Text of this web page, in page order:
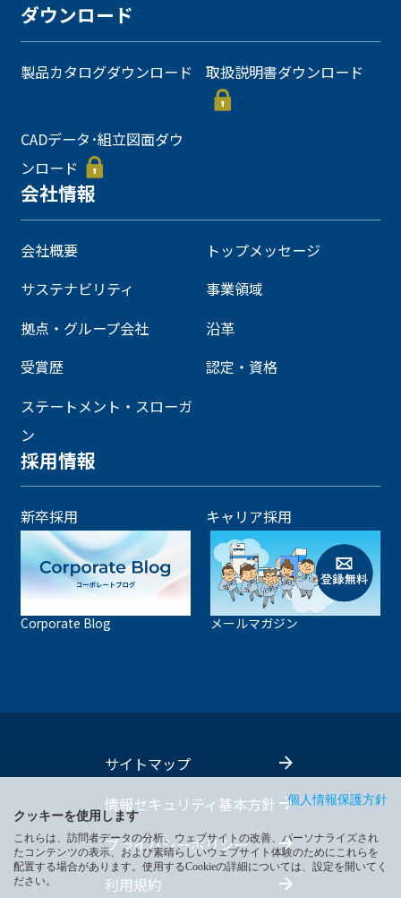
ダウンロード
製品カタログダウンロード 取扱説明書ダウンロード
CADデータ･組立図面ダウ
ンロード
会社情報
会社概要
トップメッセージ
サステナビリティ
事業領域
拠点・グループ会社
沿革
受賞歴
認定・資格
ステートメント・スローガ
ン
採用情報
新卒採用 キャリア採用
Corporate Blog メールマガジン
サイトマップ
情報セキュリティ基本方針
プライバシーポリシー
利用規約
個人情報保護方針
クッキーを使用します
これらは、訪問者データの分析、ウェブサイトの改善、パーソナライズされ
たコンテンツの表示、および素晴らしいウェブサイト体験のためにこれらを
配置する場合があります。使用するCookieの詳細については、設定を開いてく
ださい。